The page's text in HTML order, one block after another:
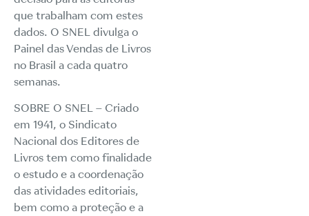
que trabalham com estes
dados. O SNEL divulga o
Painel das Vendas de Livros
no Brasil a cada quatro
semanas.
SOBRE O SNEL – Criado
em 1941, o Sindicato
Nacional dos Editores de
Livros tem como finalidade
o estudo e a coordenação
das atividades editoriais,
bem como a proteção e a